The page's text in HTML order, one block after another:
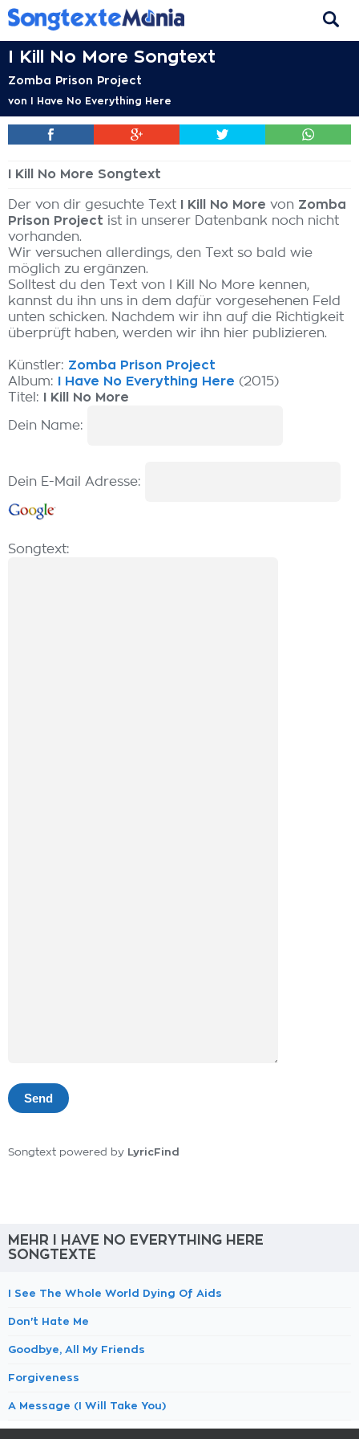
I Kill No More Songtext
Zomba Prison Project
von I Have No Everything Here
I Kill No More Songtext
Der von dir gesuchte Text I Kill No More von Zomba
Prison Project ist in unserer Datenbank noch nicht
vorhanden.
Wir versuchen allerdings, den Text so bald wie
möglich zu ergänzen.
Solltest du den Text von I Kill No More kennen,
kannst du ihn uns in dem dafür vorgesehenen Feld
unten schicken. Nachdem wir ihn auf die Richtigkeit
überprüft haben, werden wir ihn hier publizieren.
Künstler: Zomba Prison Project
Album:
I Have No Everything Here (2015)
Titel:
I Kill No More
Dein Name:
Dein E-Mail Adresse:
Songtext:
Songtext powered by LyricFind
MEHR I HAVE NO EVERYTHING HERE
SONGTEXTE
I See The Whole World Dying Of Aids
Don't Hate Me
Goodbye, All My Friends
Forgiveness
A Message (I Will Take You)